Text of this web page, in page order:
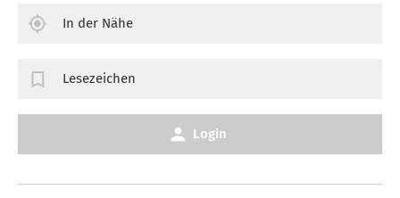
In der Nähe
Lesezeichen
Login